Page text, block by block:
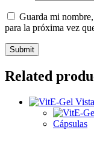
Guarda mi
para la próxima vez
Related
Cápsulas